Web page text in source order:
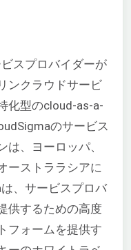
スプロバイダーが
ンクラウドサービ
化型のcloud-as-a-
のサービス
、ヨーロッパ、
ーストララシアに
、サービスプロバ
供するための高度
フォームを提供す